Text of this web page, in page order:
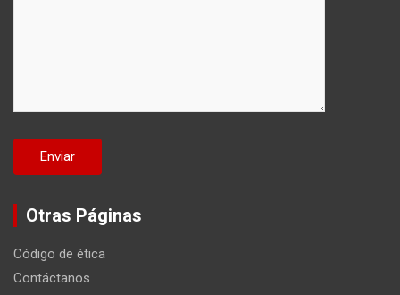
Otras Páginas
Código de ética
Contáctanos